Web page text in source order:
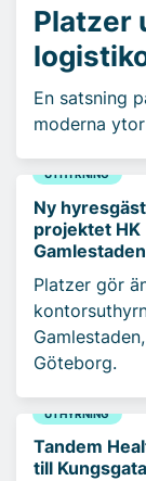
Platzer
En satsning
moderna
UTHYRNING
Ny
projektet HK
Gamlestaden
Platzer gör
Gamlestaden,
Göteborg.
UTHYRNING
Tandem
till